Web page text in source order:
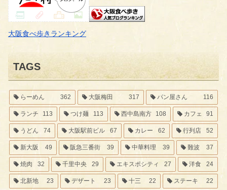
大阪食べ歩きランキング
TAGS
らーめん 362 大阪梅田 317 パン屋さん 116
ランチ 113 つけ麺 113 西中島南方 108 カフェ 91
うどん 74 大阪駅前ビル 67 カレー 62 行列店 52
新大阪 49 阪急三番街 39 中華料理 39 難波 37
焼肉 32 千里中央 29 エキスポシティ 27 洋食 24
北新地 23 デザート 23 十三 22 ステーキ 22